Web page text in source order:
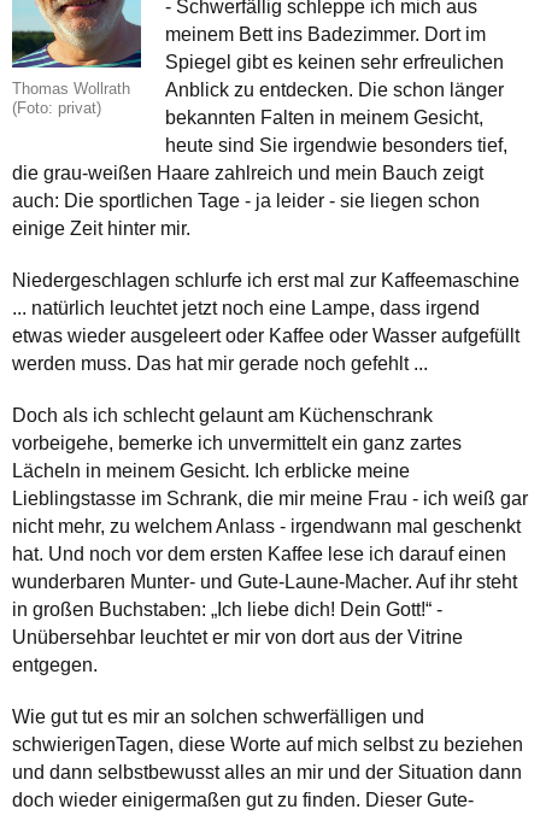
Thomas Wollrath
(Foto: privat)
- Schwerfällig schleppe ich mich aus
meinem Bett ins Badezimmer. Dort im
Spiegel gibt es keinen sehr erfreulichen
Anblick zu entdecken. Die schon länger
bekannten Falten in meinem Gesicht,
heute sind Sie irgendwie besonders tief,
die grau-weißen Haare zahlreich und mein Bauch zeigt
auch: Die sportlichen Tage - ja leider - sie liegen schon
einige Zeit hinter mir.
Niedergeschlagen schlurfe ich erst mal zur Kaffeemaschine
... natürlich leuchtet jetzt noch eine Lampe, dass irgend
etwas wieder ausgeleert oder Kaffee oder Wasser aufgefüllt
werden muss. Das hat mir gerade noch gefehlt ...
Doch als ich schlecht gelaunt am Küchenschrank
vorbeigehe, bemerke ich unvermittelt ein ganz zartes
Lächeln in meinem Gesicht. Ich erblicke meine
Lieblingstasse im Schrank, die mir meine Frau - ich weiß gar
nicht mehr, zu welchem Anlass - irgendwann mal geschenkt
hat. Und noch vor dem ersten Kaffee lese ich darauf einen
wunderbaren Munter- und Gute-Laune-Macher. Auf ihr steht
in großen Buchstaben: „Ich liebe dich! Dein Gott!“ -
Unübersehbar leuchtet er mir von dort aus der Vitrine
entgegen.
Wie gut tut es mir an solchen schwerfälligen und
schwierigenTagen, diese Worte auf mich selbst zu beziehen
und dann selbstbewusst alles an mir und der Situation dann
doch wieder einigermaßen gut zu finden. Dieser Gute-